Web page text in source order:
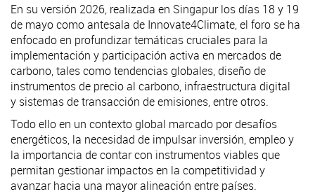
En su versión 2026, realizada en Singapur los días 18 y 19
de mayo como antesala de Innovate4Climate, el foro se ha
enfocado en profundizar temáticas cruciales para la
implementación y participación activa en mercados de
carbono, tales como tendencias globales, diseño de
instrumentos de precio al carbono, infraestructura digital
y sistemas de transacción de emisiones, entre otros.
Todo ello en un contexto global marcado por desafíos
energéticos, la necesidad de impulsar inversión, empleo y
la importancia de contar con instrumentos viables que
permitan gestionar impactos en la competitividad y
avanzar hacia una mayor alineación entre países.